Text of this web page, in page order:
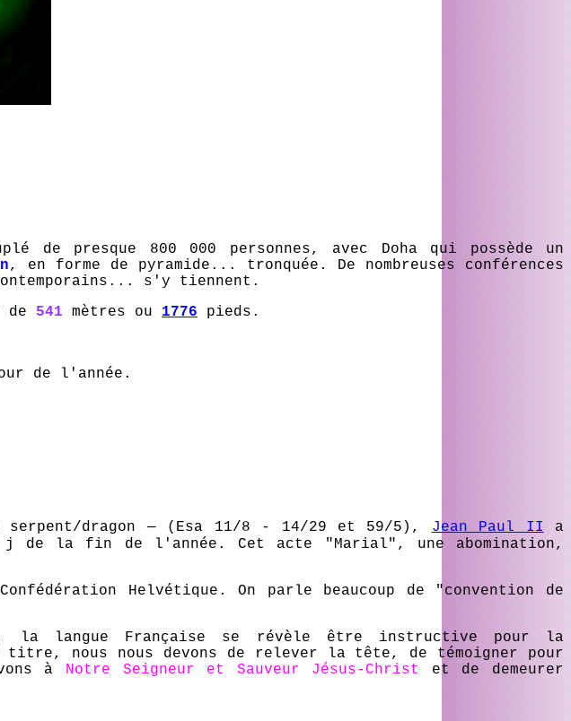
presque 800 000 personnes, avec Doha qui possède un
, en forme de pyramide... tronquée. De nombreuses conférences
s'y tiennent.
de 541 mètres ou 1776 pieds.
de l'année.
dragon — (Esa 11/8 - 14/29 et 59/5), Jean Paul II a
j de la fin de l'année. Cet acte "Marial", une abomination,
Helvétique. On parle beaucoup de "convention de
la langue Française se révèle être instructive pour la
titre, nous nous devons de relever la tête, de témoigner pour
à Notre Seigneur et Sauveur Jésus-Christ
et de demeurer